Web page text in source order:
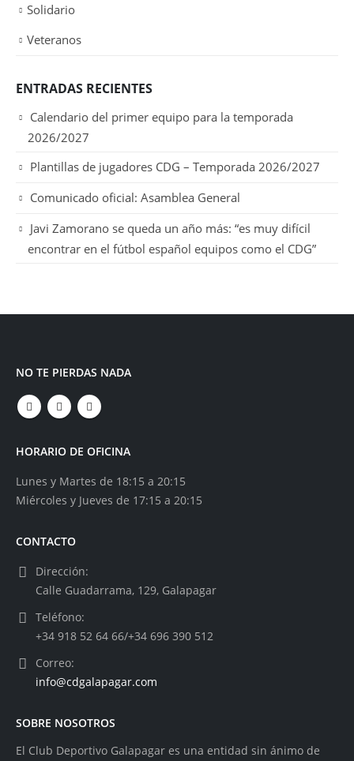
Solidario
Veteranos
ENTRADAS RECIENTES
Calendario del primer equipo para la temporada
2026/2027
Plantillas de jugadores CDG – Temporada 2026/2027
Comunicado oficial: Asamblea General
Javi Zamorano se queda un año más: “es muy difícil
encontrar en el fútbol español equipos como el CDG”
NO TE PIERDAS NADA
HORARIO DE OFICINA
Lunes y Martes de 18:15 a 20:15
Miércoles y Jueves de 17:15 a 20:15
CONTACTO
Dirección:
Calle Guadarrama, 129, Galapagar
Teléfono:
+34 918 52 64 66/+34 696 390 512
Correo:
info@cdgalapagar.com
SOBRE NOSOTROS
El Club Deportivo Galapagar es una entidad sin ánimo de